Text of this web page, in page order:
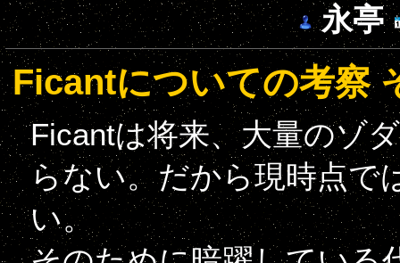
永亭
Ficantについての考察
Ficantは将来、大量のゾ
らない。だから現時点で
い。